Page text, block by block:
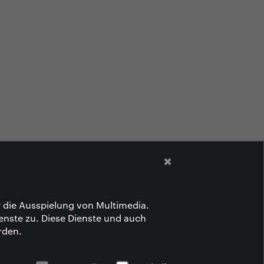
Ausspielung von Multimedia.
zu. Diese Dienste und auch
✖